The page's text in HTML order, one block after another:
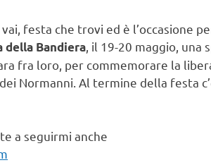
festa che trovi ed è l’occasione
della Bandiera, il 19-20 maggio, una
fra loro, per commemorare la
Normanni. Al termine della festa
a seguirmi anche